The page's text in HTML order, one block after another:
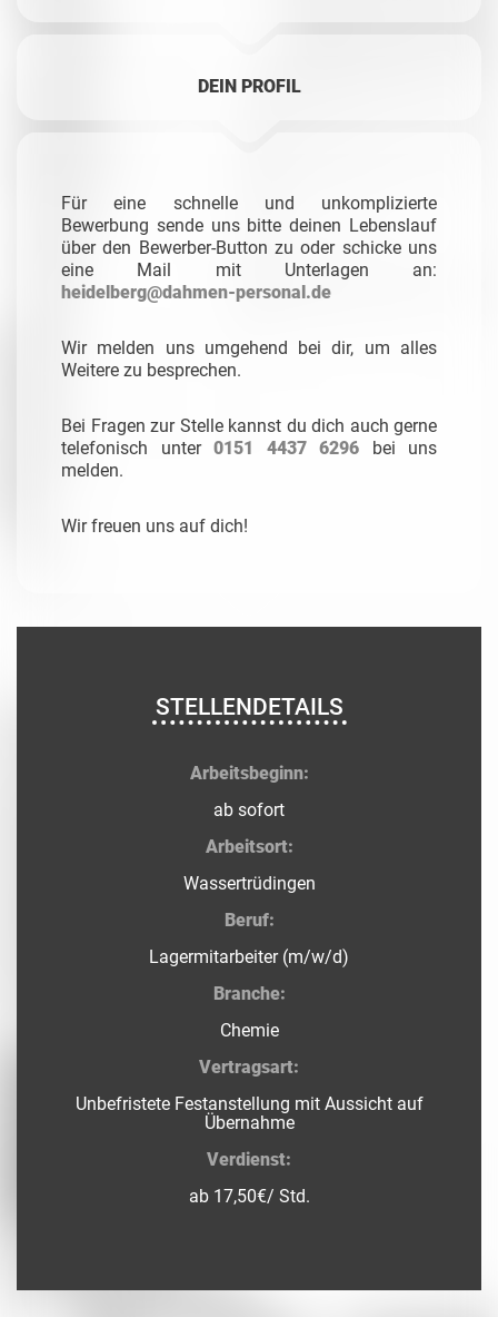
DEIN PROFIL
Für eine schnelle und unkomplizierte
Bewerbung sende uns bitte deinen Lebenslauf
über den Bewerber-Button zu oder schicke uns
eine Mail mit Unterlagen an:
heidelberg@dahmen-personal.de
Wir melden uns umgehend bei dir, um alles
Weitere zu besprechen.
Bei Fragen zur Stelle kannst du dich auch gerne
telefonisch unter
0151 4437 6296
bei uns
melden.
Wir freuen uns auf dich!
STELLENDETAILS
Arbeitsbeginn:
ab sofort
Arbeitsort:
Wassertrüdingen
Beruf:
Lagermitarbeiter (m/w/d)
Branche:
Chemie
Vertragsart:
Unbefristete Festanstellung mit Aussicht auf
Übernahme
Verdienst:
ab 17,50€/ Std.